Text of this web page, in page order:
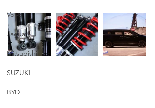
Volvo
Jaguar
Mitsubishi
SUZUKI
BYD